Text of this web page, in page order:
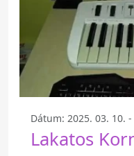
Dátum: 2025. 03. 10. -
Lakatos